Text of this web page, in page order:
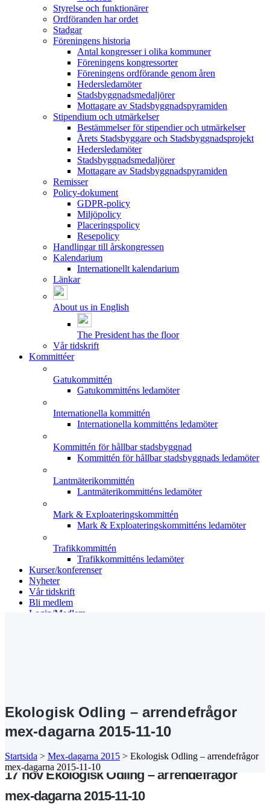
Styrelse och funktionärer
Ordföranden har ordet
Stadgar
Föreningens historia
Antal kongresser i olika kommuner
Föreningens kongressorter
Föreningens ordförande genom åren
Hedersledamöter
Stadsbyggnadsmedaljörer
Mottagare av Stadsbyggnadspyramiden
Stipendium och utmärkelser
Bestämmelser för stipendier och utmärkelser
Årets Stadsbyggare och Stadsbyggnadsprojekt
Hedersledamöter
Stadsbyggnadsmedaljörer
Mottagare av Stadsbyggnadspyramiden
Remisser
Policy-dokument
GDPR-policy
Miljöpolicy
Placeringspolicy
Resepolicy
Handlingar till årskongressen
Kalendarium
Internationellt kalendarium
Länkar
About us in English
The President has the floor
Vår tidskrift
Kommittéer
Gatukommittén
Gatukommitténs ledamöter
Internationella kommittén
Internationella kommitténs ledamöter
Kommittén för hållbar stadsbyggnad
Kommittén för hållbar stadsbyggnads ledamöter
Lantmäterikommittén
Lantmäterikommitténs ledamöter
Mark & Exploateringskommittén
Mark & Exploateringskommitténs ledamöter
Trafikkommittén
Trafikkommitténs ledamöter
Kurser/konferenser
Nyheter
Vår tidskrift
Bli medlem
Login/Medlem
Ekologisk Odling – arrendefrågor
mex-dagarna 2015-11-10
Startsida > Mex-dagarna 2015 > Ekologisk Odling – arrendefrågor
mex-dagarna 2015-11-10
17 novEkologisk Odling – arrendefrågor
mex-dagarna 2015-11-10